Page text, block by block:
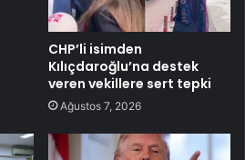
CHP’li isimden
Kılıçdaroğlu’na destek
veren vekillere sert tepki
Ağustos 7, 2026